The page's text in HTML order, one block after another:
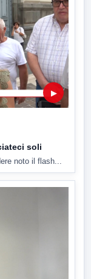
▶
soli
noto il flash...